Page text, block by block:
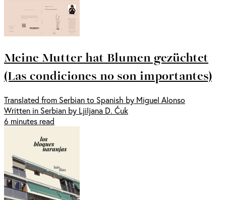
Meine Mutter hat Blumen gezüchtet
(Las condiciones no son importantes)
Translated from Serbian to Spanish by Miguel Alonso
Written in Serbian by Ljiljana D. Ćuk
6 minutes read